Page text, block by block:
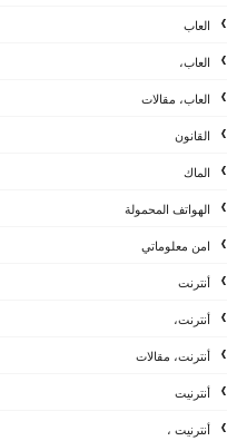
العاب
العاب،
العاب، مقالات
القانون
الماك
الهواتف المحمولة
امن معلوماتي
أنترنت
أنترنت،
أنترنت، مقالات
أنترنيت
أنترنيت ،